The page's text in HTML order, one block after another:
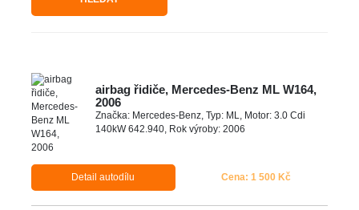
airbag řidiče, Mercedes-Benz ML W164,
2006
Značka: Mercedes-Benz, Typ: ML, Motor: 3.0 Cdi
140kW 642.940, Rok výroby: 2006
Detail autodílu Cena: 1 500 Kč